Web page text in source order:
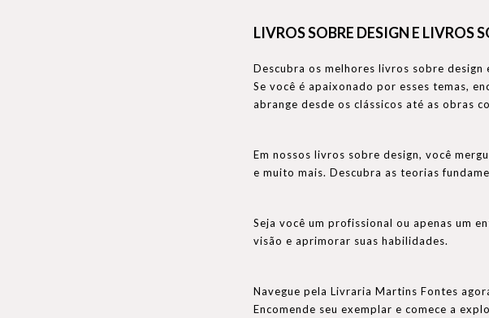
LIVROS SOBRE DESIGN E LIVROS
Descubra os melhores livros sobre
Se você é apaixonado por esses temas,
abrange desde os clássicos até as obras
Em nossos livros sobre design, você
e muito mais. Descubra as teorias
Seja você um profissional ou apenas um
visão e aprimorar suas habilidades.
Navegue pela Livraria Martins Fontes
Encomende seu exemplar e comece a